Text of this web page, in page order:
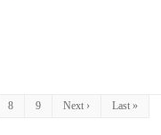
8 9 Next › Last »